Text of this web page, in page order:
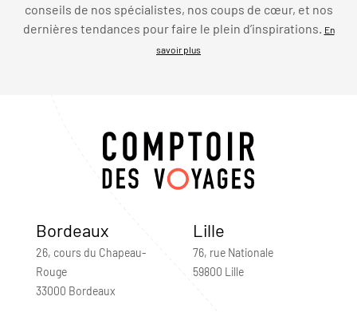
conseils de nos spécialistes, nos coups de cœur, et nos
dernières tendances pour faire le plein d’inspirations.
En
savoir plus
Bordeaux
26, cours du Chapeau-
Rouge
33000 Bordeaux
Lille
76, rue Nationale
59800 Lille